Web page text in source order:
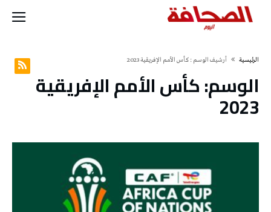
‫الرئيسية‬ ‫أرشيف الوسم :‬ كأس الأمم الإفريقية 2023
الوسم:كأس الأمم الإفريقية
2023